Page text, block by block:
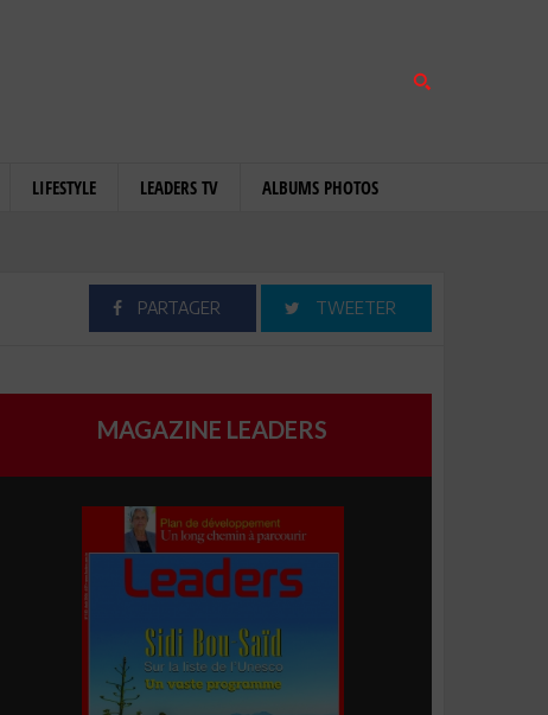
LIFESTYLE LEADERS TV ALBUMS PHOTOS
PARTAGER TWEETER
MAGAZINE LEADERS